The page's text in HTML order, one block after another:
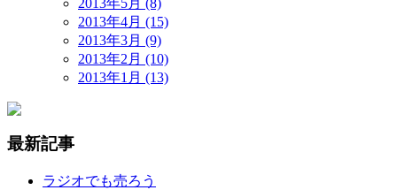
2013年5月 (8)
2013年4月 (15)
2013年3月 (9)
2013年2月 (10)
2013年1月 (13)
最新記事
ラジオでも売ろう